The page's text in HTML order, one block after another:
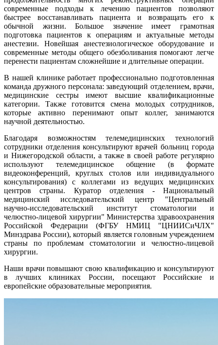
современные подходы к лечению пациентов позволяют
быстрее восстанавливать пациента и возвращать его к
обычной жизни. Большое значение имеет грамотная
подготовка пациентов к операциям и актуальные методы
анестезии. Новейшая анестезиологическое оборудование и
современные методы общего обезболивания помогают легче
перенести пациентам сложнейшие и длительные операции.
В нашей клинике работает профессионально подготовленная
команда дружного персонала: заведующий отделением, врачи,
медицинские сестры имеют высшие квалификационные
категории. Также готовится смена молодых сотрудников,
которые активно перенимают опыт коллег, занимаются
научной деятельностью.
Благодаря возможностям телемедицинских технологий
сотрудники отделения консультируют врачей больниц города
и Нижегородской области, а также в своей работе регулярно
используют телемедицинское общение (в формате
видеоконференций, круглых столов или индивидуального
консультирования) с коллегами из ведущих медицинских
центров страны. Куратор отделения - Национальный
медицинский исследовательский центр "Центральный
научно-исследовательский институт стоматологии и
челюстно-лицевой хирургии" Министерства здравоохранения
Российской Федерации (ФГБУ НМИЦ "ЦНИИСиЧЛХ"
Минздрава России), который является головным учреждением
страны по проблемам стоматологии и челюстно-лицевой
хирургии.
Наши врачи повышают свою квалификацию и консультируют
в лучших клиниках России, посещают Российские и
европейские образовательные мероприятия.